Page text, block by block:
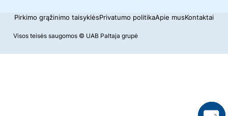
Visos teisės saugomos © UAB Paltaja grupė
Pirkimo grąžinimo taisyklėsPrivatumo politikaApie musKontaktai